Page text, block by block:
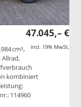
47.045,– €
incl. 19% MwSt.
cm³,
Allrad,
kombiniert
114960